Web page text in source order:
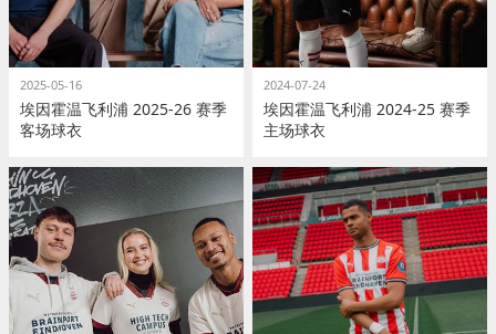
2025-05-16
埃因霍温飞利浦 2025-26 赛季
客场球衣
2024-07-24
埃因霍温飞利浦 2024-25 赛季
主场球衣